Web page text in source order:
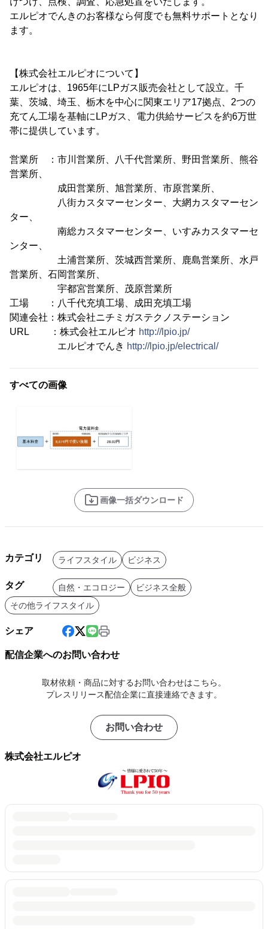
エルピオでんきのお客様なら何度でも無料サポートとなり
ます。
【株式会社エルピオについて】
エルピオは、1965年にLPガス販売会社として設立。千
葉、茨城、埼玉、栃木を中心に関東エリア17拠点、2つの
充てん工場を基軸にLPガス、電力供給サービスを約6万世
帯に提供しています。
営業所 ：市川営業所、八千代営業所、野田営業所、熊谷
営業所、
成田営業所、旭営業所、市原営業所、
八街カスタマーセンター、大網カスタマーセン
ター、
南総カスタマーセンター、いすみカスタマーセ
ンター、
土浦営業所、茨城西営業所、鹿島営業所、水戸
営業所、石岡営業所、
宇都宮営業所、茂原営業所
工場 ：八千代充填工場、成田充填工場
関連会社：株式会社ニチミガステクノステーション
URL ：株式会社エルピオ http://lpio.jp/
エルピオでんき http://lpio.jp/electrical/
すべての画像
画像一括ダウンロード
カテゴリ ライフスタイル ビジネス
タグ 自然・エコロジー
ビジネス全般
その他ライフスタイル
シェア
配信企業へのお問い合わせ
取材依頼・商品に対するお問い合わせはこちら。
プレスリリース配信企業に直接連絡できます。
お問い合わせ
株式会社エルピオ